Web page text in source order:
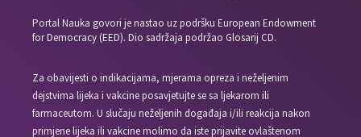
Portal Nauka govori je nastao uz podršku European Endowment
for Democracy (EED). Dio sadržaja podržao Glosarij CD.
Za obavijesti o indikacijama, mjerama opreza i neželjenim
dejstvima lijeka i vakcine posavjetujte se sa ljekarom ili
farmaceutom. U slučaju neželjenih događaja i/ili reakcija nakon
primjene lijeka ili vakcine molimo da iste prijavite ovlaštenom